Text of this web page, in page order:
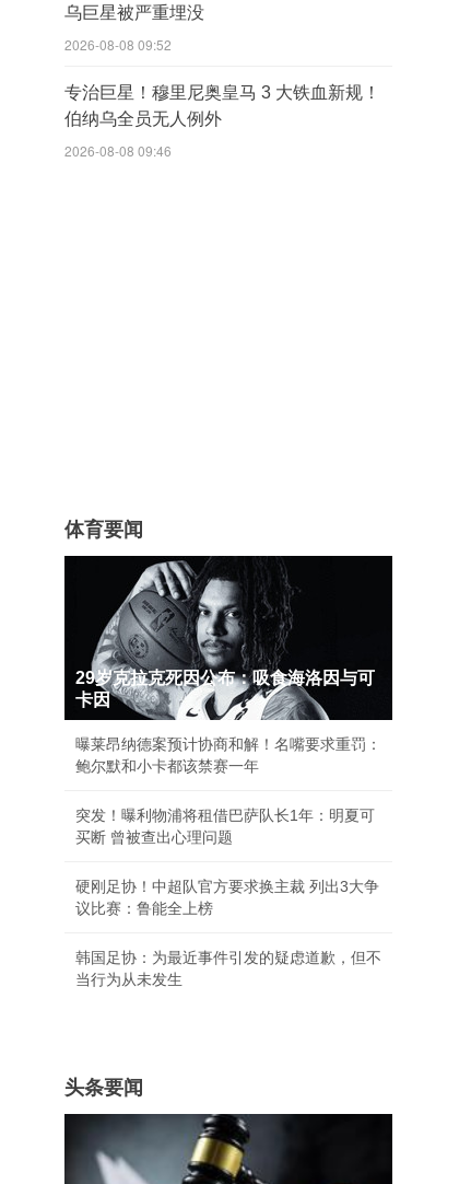
乌巨星被严重埋没
2026-08-08 09:52
专治巨星！穆里尼奥皇马 3 大铁血新规！
伯纳乌全员无人例外
2026-08-08 09:46
体育要闻
29岁克拉克死因公布：吸食海洛因与可
卡因
曝莱昂纳德案预计协商和解！名嘴要求重罚：
鲍尔默和小卡都该禁赛一年
突发！曝利物浦将租借巴萨队长1年：明夏可
买断 曾被查出心理问题
硬刚足协！中超队官方要求换主裁 列出3大争
议比赛：鲁能全上榜
韩国足协：为最近事件引发的疑虑道歉，但不
当行为从未发生
头条要闻